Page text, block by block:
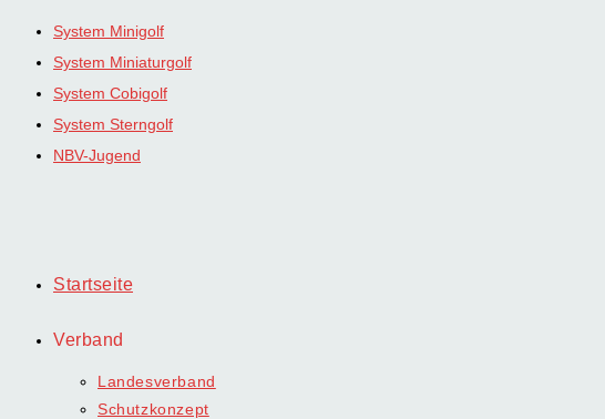
Zum
System Minigolf
System Miniaturgolf
System Cobigolf
System Sterngolf
NBV-Jugend
Startseite
Verband
Landesverband
Schutzkonzept